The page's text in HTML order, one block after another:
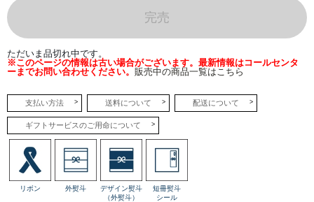
ら、
けま
す。
●バ
ター
ドロ
ール
バニ
ラの
香り
と味
わい
を堪
能で
き
完売
ただいま品切れ中です。
※このページの情報は古い場合がございます。最新情報はコールセンタ
ーまでお問い合わせください。 販売中の商品一覧はこちら
支払い方法 送料について 配送について
ギフトサービスのご用命について
リボン 外熨斗
デザイン熨斗
（外熨斗）
短冊熨斗
シール